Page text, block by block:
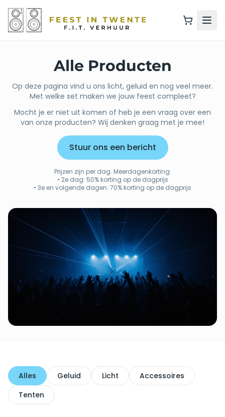
Alle Producten
Op deze pagina vind u ons licht, geluid en nog veel meer.
Met welke set maken we jouw feest compleet?
Mocht je er niet uit komen of heb je een vraag over een
van onze producten? Wij denken graag met je mee!
Stuur ons een bericht
Prijzen zijn per dag. Meerdagenkorting:
• 2e dag: 50% korting op de dagprijs
• 3e en volgende dagen: 70% korting op de dagprijs
Alles Geluid Licht
Accessoires
Tenten